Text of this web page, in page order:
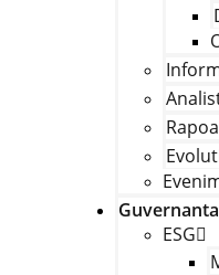
ESG